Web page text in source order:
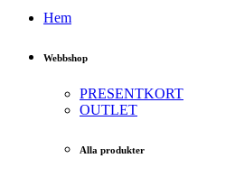
Hem
Webbshop
PRESENTKORT
OUTLET
Alla produkter